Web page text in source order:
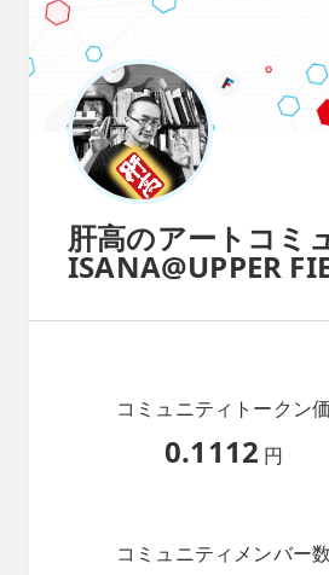
肝高のアートコミ
ISANA@UPPER
コミュニティトークン
0.1112 円
コミュニティメンバー数